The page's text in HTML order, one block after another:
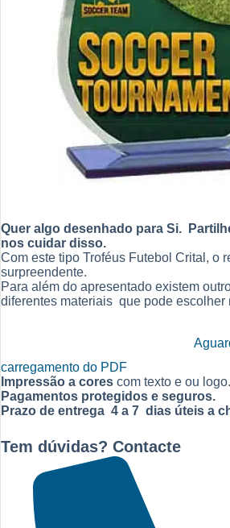
Quer algo desenhado para Si.
nos cuidar disso.
Com este tipo Troféus Futebol Crital, o
surpreendente.
Para além do apresentado existem
diferentes materiais que pode escolher
carregamento do PDF
Impressão a cores com texto e ou logo.
Pagamentos protegidos e seguros.
Prazo de entrega 4 a 7 dias úteis a
Tem dúvidas? Contacte